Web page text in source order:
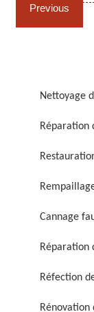
chaise et
Rénovation
Previous
Nettoyage
Réparation
Cannage
Réparation
Réfection
Rénovation